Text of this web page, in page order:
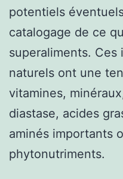
potentiels
catalogage de ce
superaliments. Ces
naturels ont une
vitamines,
diastase, acides
aminés importants
phytonutriments.